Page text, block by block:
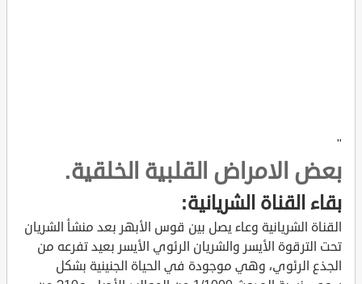
"
بعض الامراض القلبية الخلقية.
بقاء القناة الشريانية:
القناة الشريانية وعاء يصل بين قوس الأبهر بعد منشأ الشريان
تحت الترقوة الأيسر والشريان الرئوي الأيسر بعيد تفرعه من
الجذع الرئوي، وهي موجودة في الحياة الجنينية بشكل